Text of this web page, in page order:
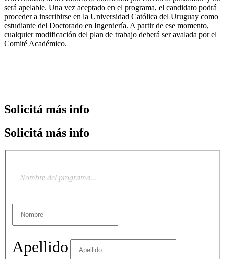
será apelable. Una vez aceptado en el programa, el candidato podrá
proceder a inscribirse en la Universidad Católica del Uruguay como
estudiante del Doctorado en Ingeniería. A partir de ese momento,
cualquier modificación del plan de trabajo deberá ser avalada por el
Comité Académico.
Solicitá más info
Solicitá más info
Apellido